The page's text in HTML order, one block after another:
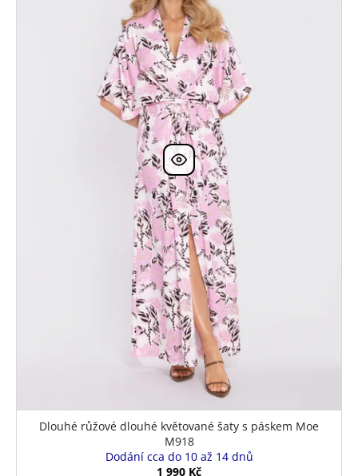
Dlouhé růžové dlouhé květované šaty s páskem Moe
M918
Dodání cca do 10 až 14 dnů
1 990 Kč